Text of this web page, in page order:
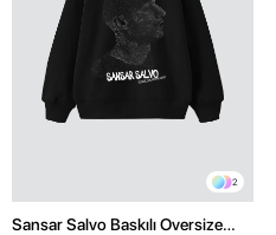
2
Sansar Salvo Baskılı Oversize